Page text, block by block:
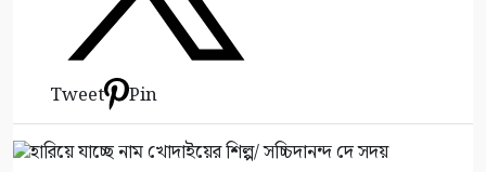
Tweet Pin